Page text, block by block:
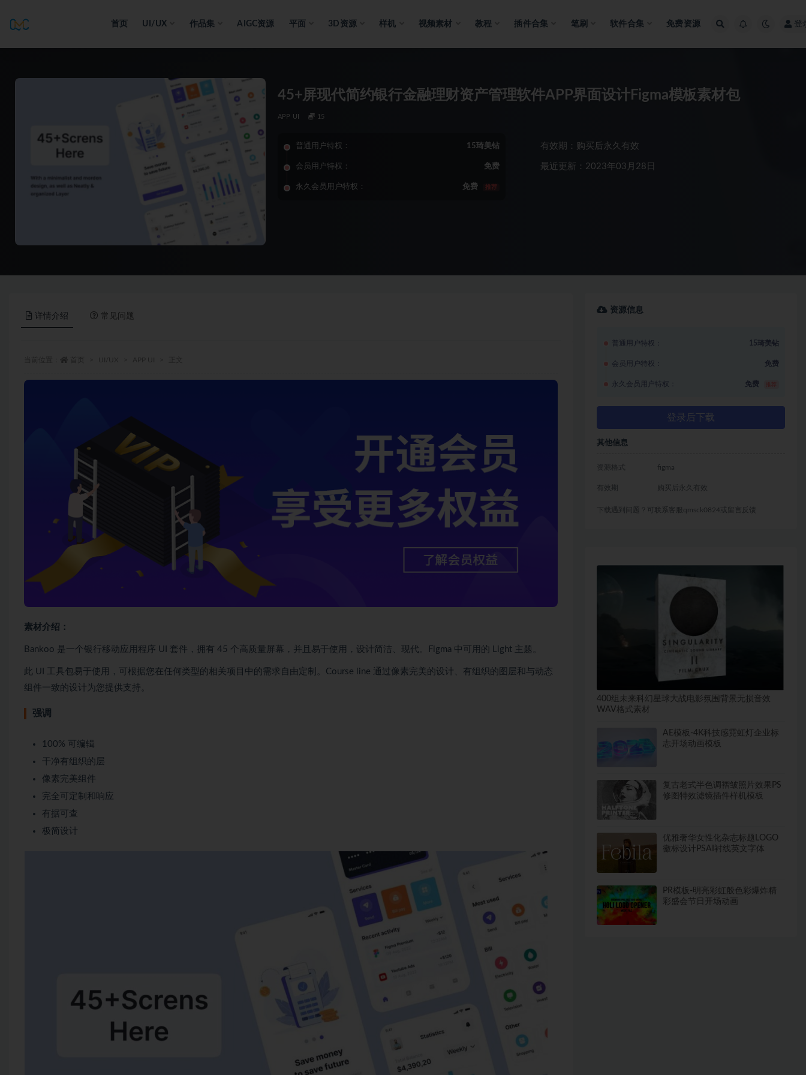
首页 UI/UX 作品集 AIGC资源 平面 3D资源 样机 视频素材 教程 插件合集 笔刷 软件合集 免费资源 登
45+屏现代简约银行金融理财资产管理软件APP界面设计Figma模板素材包
APP UI 15
普通用户特权： 15琦美钻
会员用户特权： 免费
永久会员用户特权： 免费 推荐
有效期：购买后永久有效
最近更新：2023年03月28日
详情介绍 常见问题
素材介绍：
Bankoo 是一个银行移动应用程序 UI 套件，拥有 45 个高质量屏幕，并且易于使用，设计简洁、现代。Figma 中可用的 Light 主题。
此 UI 工具包易于使用，可根据您在任何类型的相关项目中的需求自由定制。Course line 通过像素完美的设计、有组织的图层和与动态
组件一致的设计为您提供支持。
强调
100% 可编辑
干净有组织的层
像素完美组件
完全可定制和响应
有据可查
极简设计
资源信息
普通用户特权： 15琦美钻
会员用户特权： 免费
永久会员用户特权： 免费
登录后下载
其他信息
资源格式 figma
有效期 购买后永久有效
下载遇到问题？可联系客服qmsck0824或留言反馈
400组未来科幻星球大战电影氛围背景无损音效
WAV格式素材
AE模板-4K科技感霓虹灯企业标
志开场动画模板
复古老式半色调褶皱照片效果PS
修图特效滤镜插件样机模板
优雅奢华女性化杂志标题LOGO
徽标设计PSAI衬线英文字体
PR模板-明亮彩虹般色彩爆炸精
彩盛会节日开场动画